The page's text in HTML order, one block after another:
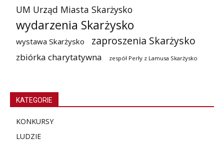
UM Urząd Miasta Skarżysko
wydarzenia Skarżysko
wystawa Skarżysko zaproszenia Skarżysko
zbiórka charytatywna zespół Perły z Lamusa Skarżysko
KATEGORIE
KONKURSY
LUDZIE